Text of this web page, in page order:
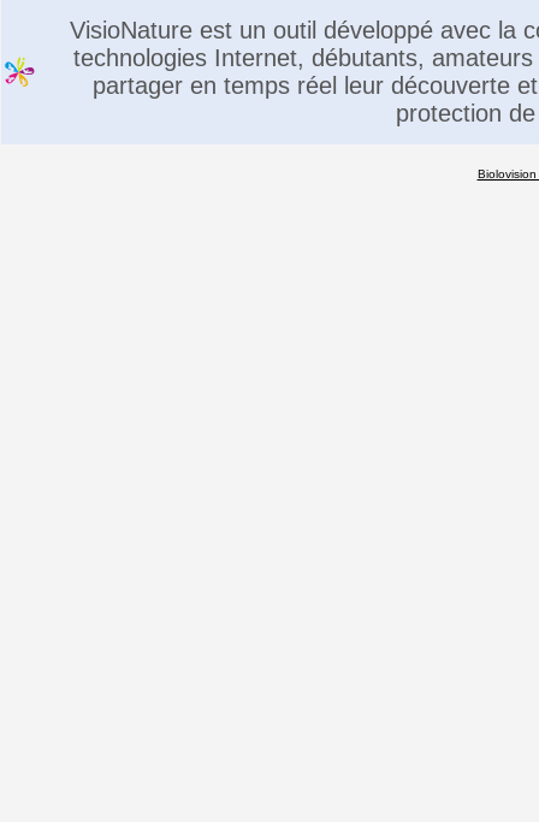
VisioNature est un outil développé avec la
technologies Internet, débutants,
partager en temps réel leur découverte
protection
Biolovision